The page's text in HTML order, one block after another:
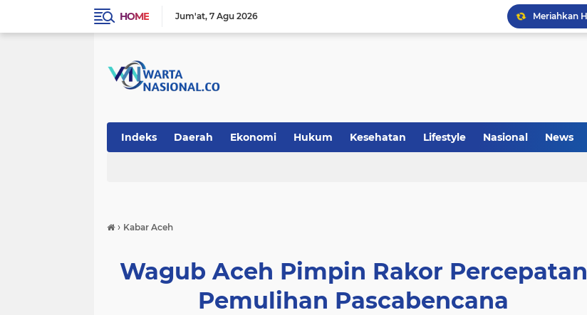
HOME Jum'at 7 Agu 2026
Indeks Daerah Ekonomi Hukum Kesehatan Lifestyle Nasional News
› Kabar Aceh
‎Wagub Aceh Pimpin Rakor Percepatan
Pemulihan Pascabencana